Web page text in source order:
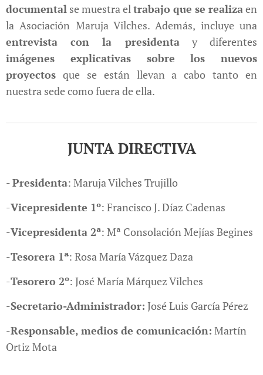
documental se muestra el trabajo que se realizaen
la Asociación Maruja Vilches. Además, incluye una
entrevista con la presidentay diferentes
imágenes explicativas sobre los nuevos
proyectos que se están llevan a cabo tanto en
nuestra sede como fuera de ella.
JUNTA DIRECTIVA
-Presidenta: Maruja Vilches Trujillo
-Vicepresidente 1º: Francisco J. Díaz Cadenas
-Vicepresidenta 2ª: Mª Consolación Mejías Begines
-Tesorera 1ª: Rosa María Vázquez Daza
-Tesorero 2º: José María Márquez Vilches
-Secretario-Administrador: José Luis García Pérez
-Responsable, medios de comunicación: Martín
Ortiz Mota